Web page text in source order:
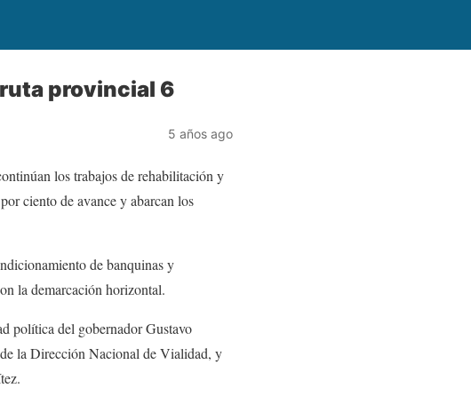
provincial 6
5 años ago
los trabajos de rehabilitación y
ciento de avance y abarcan los
de banquinas y
la demarcación horizontal.
política del gobernador Gustavo
la Dirección Nacional de Vialidad, y